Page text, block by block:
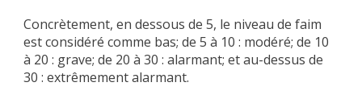
Concrètement, en dessous de 5, le niveau de faim
est considéré comme bas; de 5 à 10 : modéré; de 10
à 20 : grave; de 20 à 30 : alarmant; et au-dessus de
30 : extrêmement alarmant.